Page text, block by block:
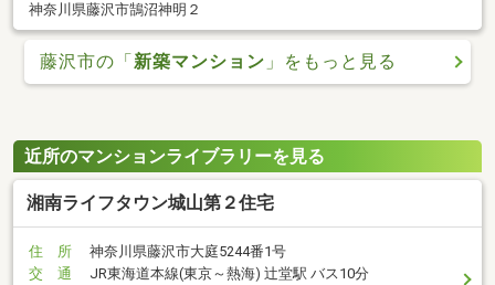
神奈川県藤沢市鵠沼神明２
藤沢市の「新築マンション 」をもっと見る
近所のマンションライブラリーを見る
湘南ライフタウン城山第２住宅
住 所
神奈川県藤沢市大庭5244番1号
交 通
JR東海道本線(東京～熱海) 辻堂駅 バス10分